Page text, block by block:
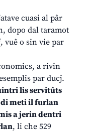
cuasi al pâr
dopo dal taramot
vuê o sin vie par
a rivin
par ducj.
lis servitûts
di meti il furlan
a jerin dentri
, li che 529